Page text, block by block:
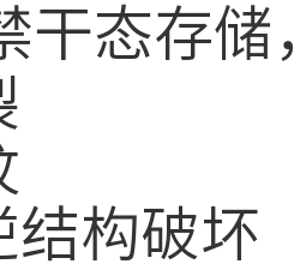
干态存储
结构破坏